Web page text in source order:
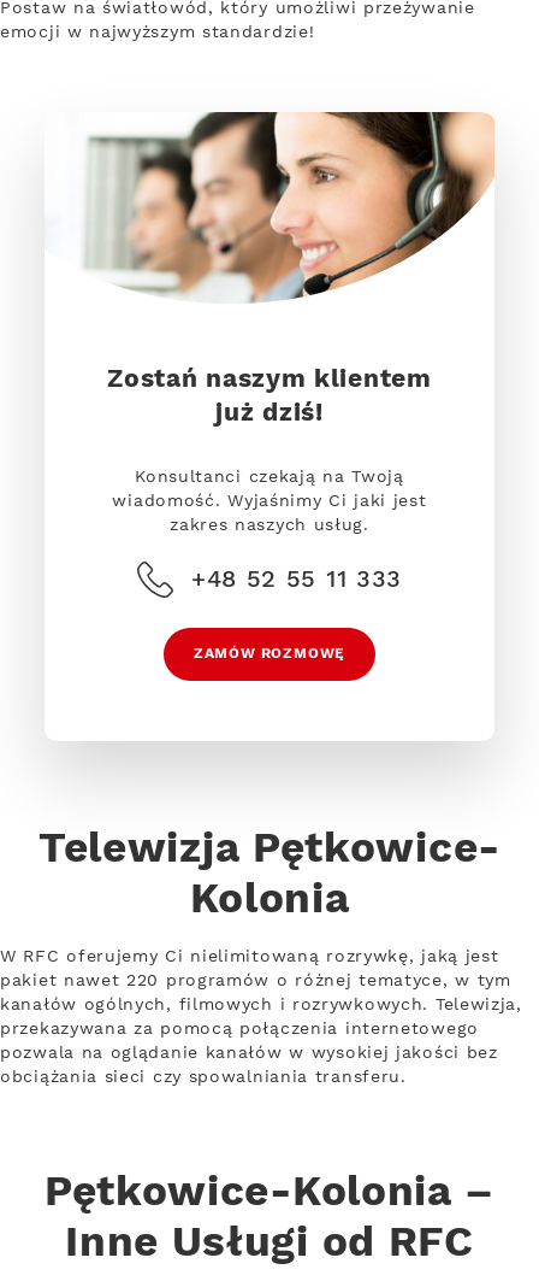
Postaw na światłowód, który umożliwi przeżywanie
emocji w najwyższym standardzie!
Zostań naszym klientem
już dziś!
Konsultanci czekają na Twoją
wiadomość. Wyjaśnimy Ci jaki jest
zakres naszych usług.
+48 52 55 11 333
ZAMÓW ROZMOWĘ
Telewizja Pętkowice-
Kolonia
W RFC oferujemy Ci nielimitowaną rozrywkę, jaką jest
pakiet nawet 220 programów o różnej tematyce, w tym
kanałów ogólnych, filmowych i rozrywkowych. Telewizja,
przekazywana za pomocą połączenia internetowego
pozwala na oglądanie kanałów w wysokiej jakości bez
obciążania sieci czy spowalniania transferu.
Pętkowice-Kolonia –
Inne Usługi od RFC